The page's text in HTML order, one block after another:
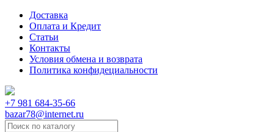
Доставка
Оплата и Кредит
Статьи
Контакты
Условия обмена и возврата
Политика конфидециальности
+7 981 684-35-66
bazar78@internet.ru